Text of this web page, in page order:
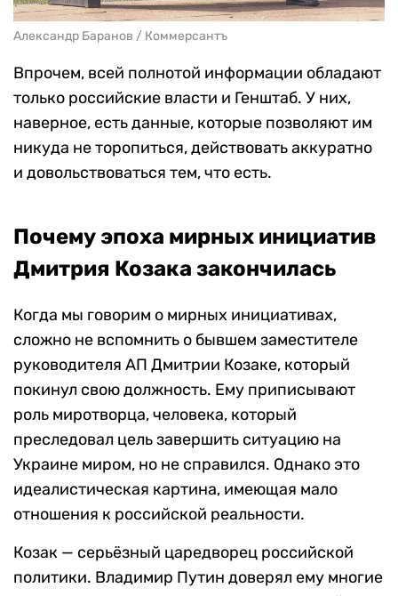
Александр Баранов / Коммерсантъ
Впрочем, всей полнотой информации обладают
только российские власти и Генштаб. У них,
наверное, есть данные, которые позволяют им
никуда не торопиться, действовать аккуратно
и довольствоваться тем, что есть.
Почему эпоха мирных инициатив
Дмитрия Козака закончилась
Когда мы говорим о мирных инициативах,
сложно не вспомнить о бывшем заместителе
руководителя АП Дмитрии Козаке, который
покинул свою должность. Ему приписывают
роль миротворца, человека, который
преследовал цель завершить ситуацию на
Украине миром, но не справился. Однако это
идеалистическая картина, имеющая мало
отношения к российской реальности.
Козак — серьёзный царедворец российской
политики. Владимир Путин доверял ему многие